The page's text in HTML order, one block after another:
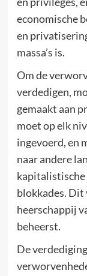
economische
en
massa’s is.
Om de
verdedigen,
gemaakt aan
moet op elk
ingevoerd, en
naar andere
blokkades. Dit
heerschappij
beheerst.
De